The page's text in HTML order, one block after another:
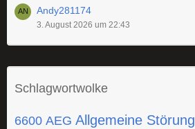
Andy281174
3. August 2026 um 22:43
Schlagwortwolke
6600 AEG Allgemeine Störung